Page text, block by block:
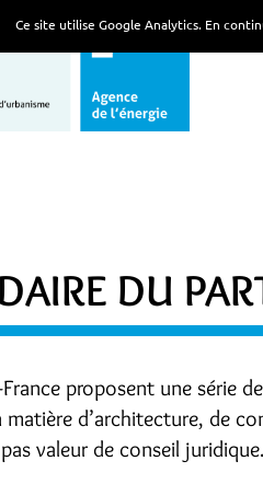
DU
France proposent une
matière d’architecture, de
valeur de conseil
Ce site utilise Google Analytics. En